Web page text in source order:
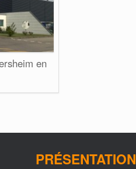
en
PRÉSENTATION